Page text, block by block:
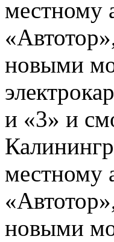
местному
новыми
и «3» и
местному
новыми